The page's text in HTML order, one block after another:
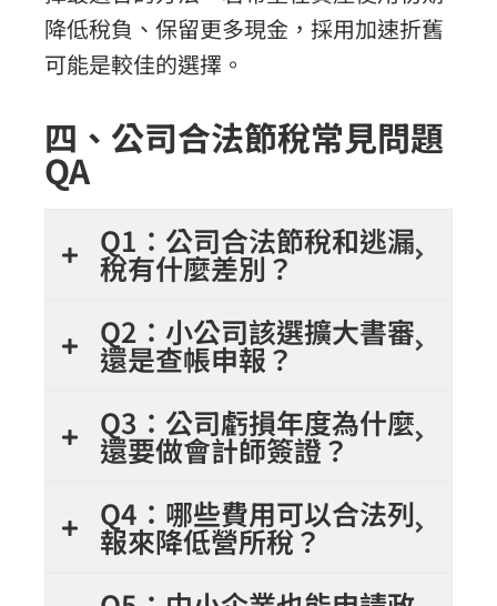
降低稅負、保留更多現金，採用加速折舊
可能是較佳的選擇。
四、公司合法節稅常見問題
QA
Q1：公司合法節稅和逃漏
稅有什麼差別？
Q2：小公司該選擴大書審
還是查帳申報？
Q3：公司虧損年度為什麼
還要做會計師簽證？
Q4：哪些費用可以合法列
報來降低營所稅？